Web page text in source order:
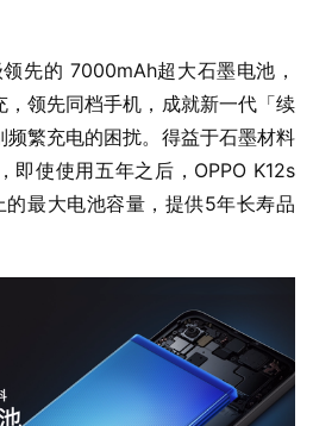
先的 7000mAh超大石墨电池，
领先同档手机，成就新一代「续
繁充电的困扰。得益于石墨材料
即使使用五年之后，OPPO K12s
最大电池容量，提供5年长寿品